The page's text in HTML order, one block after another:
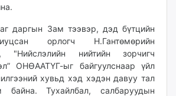
даргын Зам тээвэр, дэд бүтцийн
орлогч Н.Гантөмөрийн
"Нийслэлийн нийтийн зорчигч
ОНӨААТҮГ-ыг байгуулснаар үйл
хувьд хэд хэдэн давуу тал
Тухайлбал, салбаруудын